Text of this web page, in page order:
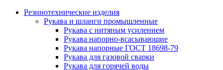
Резинотехнические изделия
Рукава и шланги промышленные
Рукава с нитяным усилением
Рукава напорно-всасывающие
Рукава напорные ГОСТ 18698-79
Рукава для газовой сварки
Рукава для горячей воды